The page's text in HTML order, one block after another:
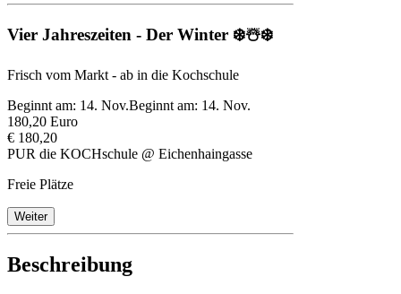
Vier Jahreszeiten - Der Winter ❄️☃️❄️
Frisch vom Markt - ab in die Kochschule
Beginnt am: 14. Nov.Beginnt am: 14. Nov.
180,20 Euro
€ 180,20
PUR die KOCHschule @ Eichenhaingasse
Freie Plätze
Weiter
Beschreibung